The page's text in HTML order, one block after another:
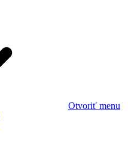
Otvoriť menu